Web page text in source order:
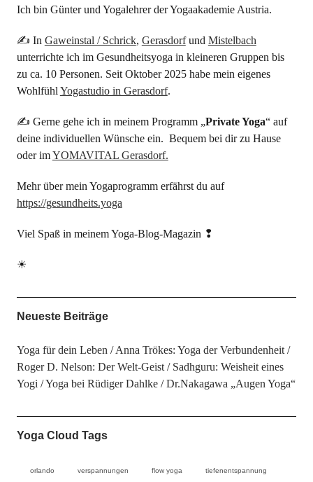
Ich bin Günter und Yogalehrer der Yogaakademie Austria.
✍ In Gaweinstal / Schrick, Gerasdorfund Mistelbach
unterrichte ich im Gesundheitsyoga in kleineren Gruppen bis
zu ca. 10 Personen. Seit Oktober 2025 habe mein eigenes
Wohlfühl Yogastudio in Gerasdorf.
✍ Gerne gehe ich in meinem Programm „Private Yoga“ auf
deine individuellen Wünsche ein. Bequem bei dir zu Hause
oder imYOMAVITAL Gerasdorf.
Mehr über mein Yogaprogramm erfährst du auf
https://gesundheits.yoga
Viel Spaß in meinem Yoga-Blog-Magazin ❢
☀
Neueste Beiträge
Yoga für dein Leben
Anna Trökes: Yoga der Verbundenheit
Roger D. Nelson: Der Welt-Geist
Sadhguru: Weisheit eines
Yogi
Yoga bei Rüdiger Dahlke Dr.Nakagawa „Augen Yoga“
Yoga Cloud Tags
orlando verspannungen flow yoga tiefenentspannung